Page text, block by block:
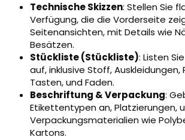
Technische Skizzen: Stellen Sie
Verfügung, die die Vorderseite
Seitenansichten, mit Details wie
Besätzen.
Stückliste (Stückliste): Listen
auf, inklusive Stoff, Auskleidungen,
Tasten, und Faden.
Beschriftung & Verpackung:
Etikettentypen an, Platzierungen,
Verpackungsmaterialien wie
Kartons.